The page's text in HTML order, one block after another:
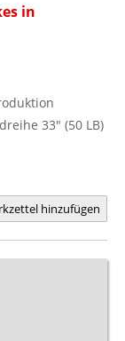
in
33" (50 LB)
hinzufügen